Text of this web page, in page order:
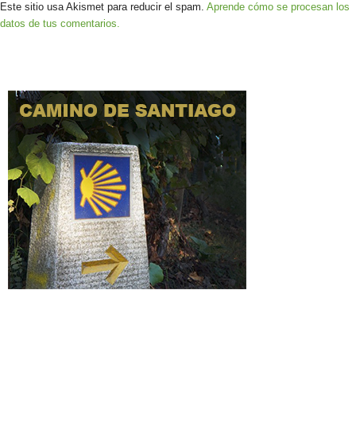
Este sitio usa Akismet para reducir el spam. Aprende cómo se procesan los
datos de tus comentarios.